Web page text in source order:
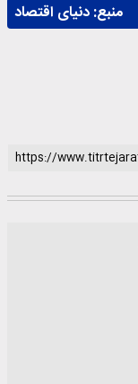
منبع:دنیای اقتصاد